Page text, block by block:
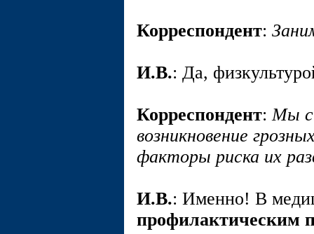
Корреспондент:
И.В.: Да,
Корреспондент:Мы
возникновение
факторы риска их
И.В.: Именно! В
профилактическим